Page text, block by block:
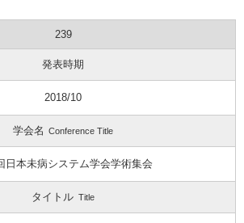
239
発表時期
2018/10
学会名 Conference Title
日本未病システム学会学術集会
タイトル Title